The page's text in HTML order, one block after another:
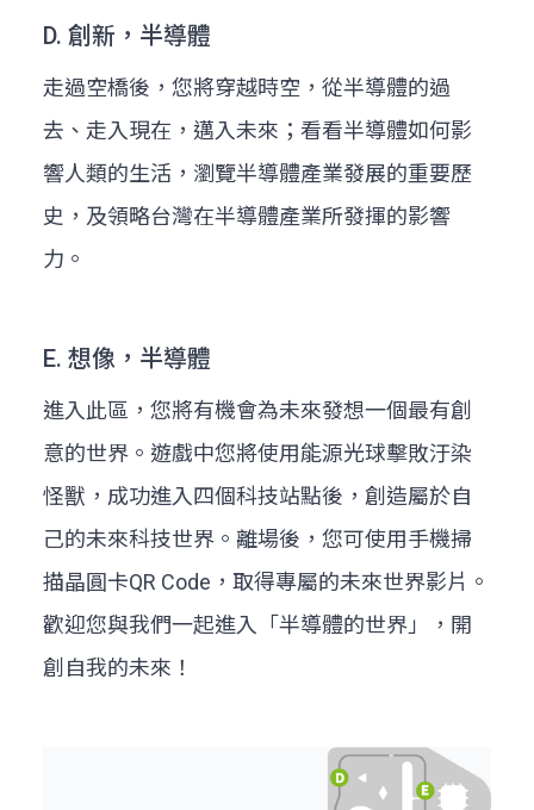
D. 創新，半導體
走過空橋後，您將穿越時空，從半導體的過
去、走入現在，邁入未來；看看半導體如何影
響人類的生活，瀏覽半導體產業發展的重要歷
史，及領略台灣在半導體產業所發揮的影響
力。
E. 想像，半導體
進入此區，您將有機會為未來發想一個最有創
意的世界。遊戲中您將使用能源光球擊敗汙染
怪獸，成功進入四個科技站點後，創造屬於自
己的未來科技世界。離場後，您可使用手機掃
描晶圓卡QR Code，取得專屬的未來世界影片。
歡迎您與我們一起進入「半導體的世界」，開
創自我的未來！